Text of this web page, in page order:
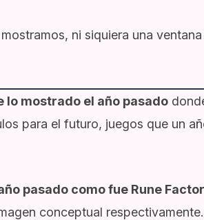
ni siquiera una ventana
lo mostrado el año pasado
para el futuro, juegos que un
pasado como fue Rune
conceptual respectivamente.